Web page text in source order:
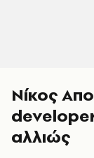
Νίκος
αλλιώς